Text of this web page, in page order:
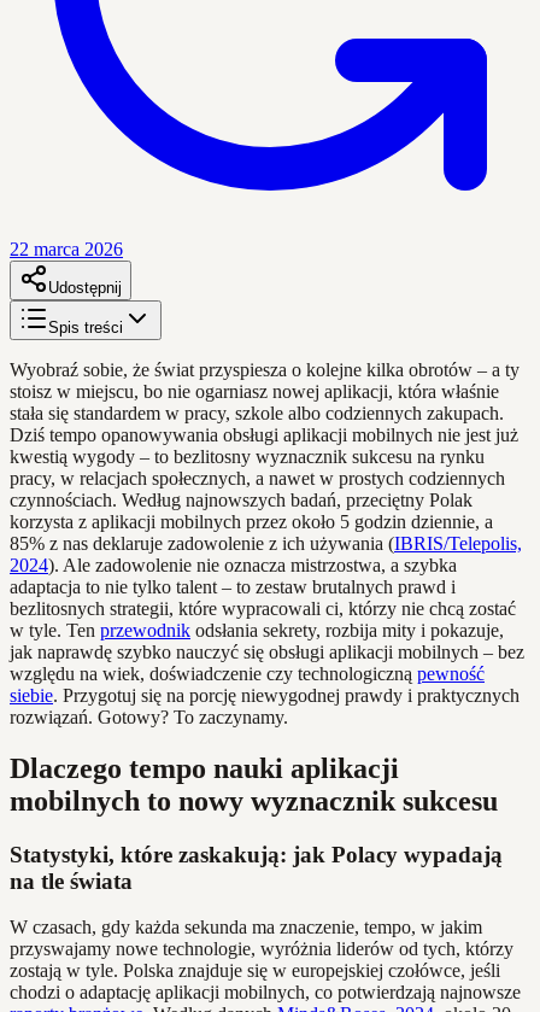
22 marca 2026
Udostępnij
Spis treści
Wyobraź sobie, że świat przyspiesza o kolejne kilka obrotów – a ty
stoisz w miejscu, bo nie ogarniasz nowej aplikacji, która właśnie
stała się standardem w pracy, szkole albo codziennych zakupach.
Dziś tempo opanowywania obsługi aplikacji mobilnych nie jest już
kwestią wygody – to bezlitosny wyznacznik sukcesu na rynku
pracy, w relacjach społecznych, a nawet w prostych codziennych
czynnościach. Według najnowszych badań, przeciętny Polak
korzysta z aplikacji mobilnych przez około 5 godzin dziennie, a
85% z nas deklaruje zadowolenie z ich używania (IBRIS/Telepolis,
2024). Ale zadowolenie nie oznacza mistrzostwa, a szybka
adaptacja to nie tylko talent – to zestaw brutalnych prawd i
bezlitosnych strategii, które wypracowali ci, którzy nie chcą zostać
w tyle. Ten przewodnik odsłania sekrety, rozbija mity i pokazuje,
jak naprawdę szybko nauczyć się obsługi aplikacji mobilnych – bez
względu na wiek, doświadczenie czy technologiczną pewność
siebie. Przygotuj się na porcję niewygodnej prawdy i praktycznych
rozwiązań. Gotowy? To zaczynamy.
Dlaczego tempo nauki aplikacji
mobilnych to nowy wyznacznik sukcesu
Statystyki, które zaskakują: jak Polacy wypadają
na tle świata
W czasach, gdy każda sekunda ma znaczenie, tempo, w jakim
przyswajamy nowe technologie, wyróżnia liderów od tych, którzy
zostają w tyle. Polska znajduje się w europejskiej czołówce, jeśli
chodzi o adaptację aplikacji mobilnych, co potwierdzają najnowsze